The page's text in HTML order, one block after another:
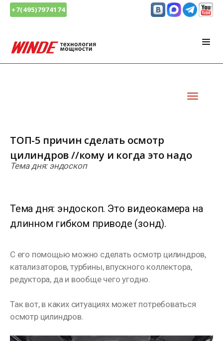
+7(495)7974174
ТОП-5 причин сделать осмотр
цилиндров //кому и когда это надо
Тема дня: эндоскоп
Тема дня: эндоскоп. Это видеокамера на
длинном гибком приводе (зонд).
С его помощью можно сделать осмотр цилиндров,
катализаторов, турбины, впускного коллектора,
редуктора, да и вообще чего угодно.
Так вот, в каких ситуациях может потребоваться
осмотр цилиндров.